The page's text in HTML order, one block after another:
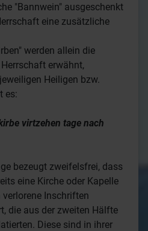
"Bannwein" ausgeschenkt
eine zusätzliche
werden allein die
erwähnt,
Heiligen bzw.
es:
virtzehen tage nach
bezeugt zweifelsfrei, dass
eine Kirche oder Kapelle
Inschriften
die aus der zweiten Hälfte
Diese sind in ihrer